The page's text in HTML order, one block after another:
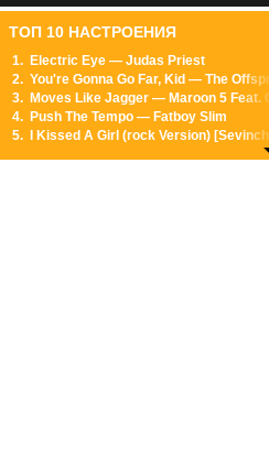
71% 12. Feel Good Inc.
74% 14. Hunter Of Stars — Sebalter
66% 15. Sofia — Alvaro Soler
52% 16. Nova Zembla (Armin Van
ТОП 10 НАСТРОЕНИЯ
1. Electric Eye — Judas Priest
2. You're Gonna Go Far, Kid — The
3. Moves Like Jagger — Maroon 5 Feat.
4. Push The Tempo — Fatboy Slim
5.
I Kissed A Girl (rock Version)
Pretty Fly (For A White Guy) —